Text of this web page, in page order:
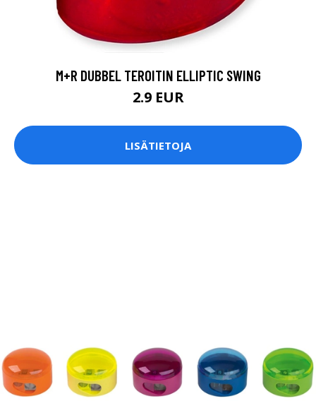
M+R DUBBEL TEROITIN ELLIPTIC SWING
2.9 EUR
LISÄTIETOJA